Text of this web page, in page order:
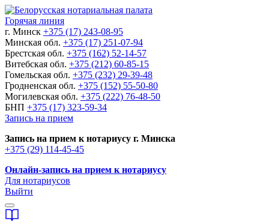
Горячая линия
г. Минск +375 (17) 243-08-95
Минская обл. +375 (17) 251-07-94
Брестская обл. +375 (162) 52-14-57
Витебская обл. +375 (212) 60-85-15
Гомельская обл. +375 (232) 29-39-48
Гродненская обл. +375 (152) 55-50-80
Могилевская обл. +375 (222) 76-48-50
БНП +375 (17) 323-59-34
Запись на прием
Запись на прием к нотариусу г. Минска
+375 (29) 114-45-45
Онлайн-запись на прием к нотариусу
Для нотариусов
Выйти